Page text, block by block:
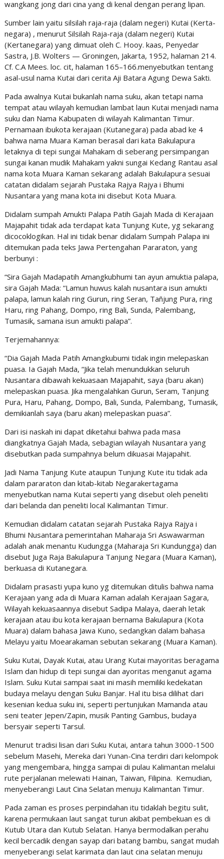
wangkang jong dari cina yang di kenal dengan perang lipan.
Sumber lain yaitu silsilah raja-raja (dalam negeri) Kutai (Kerta-
negara) , menurut Silsilah Raja-raja (dalam negeri) Kutai
(Kertanegara) yang dimuat oleh C. Hooy. kaas, Penyedar
Sastra, J.B. Wolters — Groningen, Jakarta, 1952, halaman 214.
Cf. C.A Mees. loc. cit, halaman 165–166.menyebutkan tentang
asal-usul nama Kutai dari cerita Aji Batara Agung Dewa Sakti.
Pada awalnya Kutai bukanlah nama suku, akan tetapi nama
tempat atau wilayah kemudian lambat laun Kutai menjadi nama
suku dan Nama Kabupaten di wilayah Kalimantan Timur.
Pernamaan ibukota kerajaan (Kutanegara) pada abad ke 4
bahwa nama Muara Kaman berasal dari kata Bakulapura
letaknya di tepi sungai Mahakam di seberang persimpangan
sungai kanan mudik Mahakam yakni sungai Kedang Rantau asal
nama kota Muara Kaman sekarang adalah Bakulapura sesuai
catatan didalam sejarah Pustaka Rajya Rajya i Bhumi
Nusantara yang mana kota ini disebut Kota Muara.
Didalam sumpah Amukti Palapa Patih Gajah Mada di Kerajaan
Majapahit tidak ada terdapat kata Tunjung Kute, yg sekarang
dicocoklogikan. Hal ini tidak benar didalam Sumpah Palapa ini
ditemukan pada teks Jawa Pertengahan Pararaton, yang
berbunyi :
“Sira Gajah Madapatih Amangkubhumi tan ayun amuktia palapa,
sira Gajah Mada: “Lamun huwus kalah nusantara isun amukti
palapa, lamun kalah ring Gurun, ring Seran, Tañjung Pura, ring
Haru, ring Pahang, Dompo, ring Bali, Sunda, Palembang,
Tumasik, samana isun amukti palapa”.
Terjemahannya:
“Dia Gajah Mada Patih Amangkubumi tidak ingin melepaskan
puasa. Ia Gajah Mada, “Jika telah menundukkan seluruh
Nusantara dibawah kekuasaan Majapahit, saya (baru akan)
melepaskan puasa. Jika mengalahkan Gurun, Seram, Tanjung
Pura, Haru, Pahang, Dompo, Bali, Sunda, Palembang, Tumasik,
demikianlah saya (baru akan) melepaskan puasa”.
Dari isi naskah ini dapat diketahui bahwa pada masa
diangkatnya Gajah Mada, sebagian wilayah Nusantara yang
disebutkan pada sumpahnya belum dikuasai Majapahit.
Jadi Nama Tanjung Kute ataupun Tunjung Kute itu tidak ada
dalam pararaton dan kitab-kitab Negarakertagama
menyebutkan nama Kutai seperti yang disebut oleh peneliti
dari belanda dan peneliti local Kalimantan Timur.
Kemudian didalam catatan sejarah Pustaka Rajya Rajya i
Bhumi Nusantara pemerintahan Maharaja Sri Aswawarman
adalah anak menantu Kudungga (Maharaja Sri Kundungga) dan
disebut Juga Raja Bakulapura Tanjung Negara (Muara Kaman),
berkuasa di Kutanegara.
Didalam prasasti yupa kuno yg ditemukan ditulis bahwa nama
Kerajaan yang ada di Muara Kaman adalah Kerajaan Sagara,
Wilayah kekuasaannya disebut Sadipa Malaya, daerah letak
kerajaan atau ibu kota kerajaan bernama Bakulapura (Kota
Muara) dalam bahasa Jawa Kuno, sedangkan dalam bahasa
Melayu yaitu Moearakaman sebutan sekarang (Muara Kaman).
Suku Kutai, Dayak Kutai, atau Urang Kutai mayoritas beragama
Islam dan hidup di tepi sungai dan ayoritas menganut agama
Islam. Suku Kutai sampai saat ini masih memiliki kedekatan
budaya melayu dengan Suku Banjar. Hal itu bisa dilihat dari
kesenian kedua suku ini, seperti pertunjukan Mamanda atau
seni teater Jepen/Zapin, musik Panting Gambus, budaya
bersyair seperti Tarsul.
Menurut tradisi lisan dari Suku Kutai, antara tahun 3000-1500
sebelum Masehi, Mereka dari Yunan-Cina terdiri dari kelompok
yang mengembara, hingga sampai di pulau Kalimantan melalui
rute perjalanan melewati Hainan, Taiwan, Filipina. Kemudian,
menyeberangi Laut Cina Selatan menuju Kalimantan Timur.
Pada zaman es proses perpindahan itu tidaklah begitu sulit,
karena permukaan laut sangat turun akibat pembekuan es di
Kutub Utara dan Kutub Selatan. Hanya bermodalkan perahu
kecil bercadik dengan sayap dari batang bambu, sangat mudah
menyeberangi selat karimata dan laut cina selatan menuju